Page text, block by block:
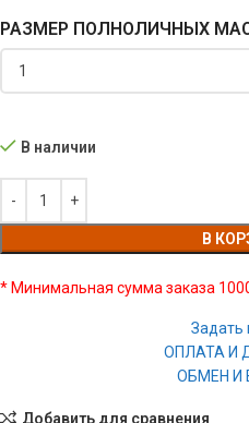
РАЗМЕР ПОЛНОЛИЧНЫХ
В наличии
В
* Минимальная сумма заказа 1000
Задать
ОПЛАТА И
ОБМЕН И
Добавить для сравнения